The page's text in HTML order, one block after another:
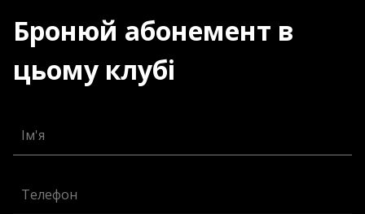
Бронюй абонемент в
цьому клубі
Ім'я
Телефон